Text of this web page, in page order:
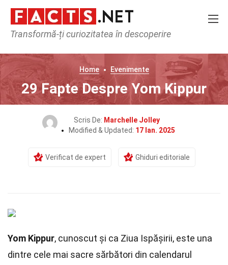
Transformă-ți curiozitatea în descoperire
Home Evenimente
29 Fapte Despre Yom Kippur
Scris De: Marchelle Jolley
Modified & Updated: 17 Ian. 2025
Verificat de expert Ghiduri editoriale
Yom Kippur, cunoscut și ca Ziua Ispășirii, este una
dintre cele mai sacre sărbători din calendarul